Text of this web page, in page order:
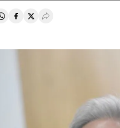
Compartir en Whatsapp
Compartir en Facebook
Compartir en Twitter
Desplegar Redes